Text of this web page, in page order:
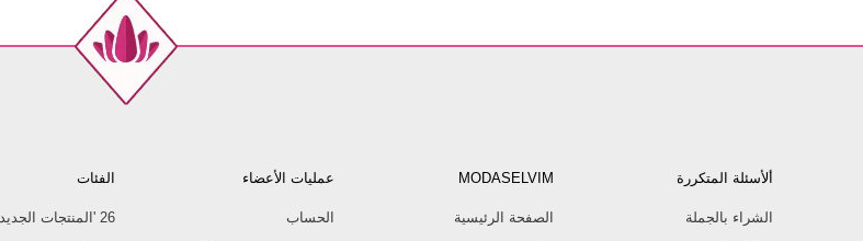
ألأسئلة المتكررة
الشراء بالجملة
MODASELVIM
الصفحة الرئيسية
عمليات الأعضاء
الحساب
الفئات
26 'المنتجات الجديدة